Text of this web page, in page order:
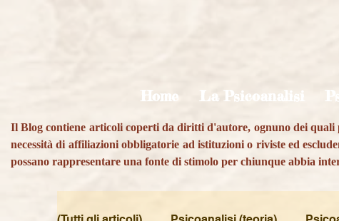
Home La Psicoanalisi
Il Blog contiene articoli coperti da diritti d'autore, ognuno dei quali
necessità di affiliazioni obbligatorie ad istituzioni o riviste ed
possano rappresentare una fonte di stimolo per chiunque abbia